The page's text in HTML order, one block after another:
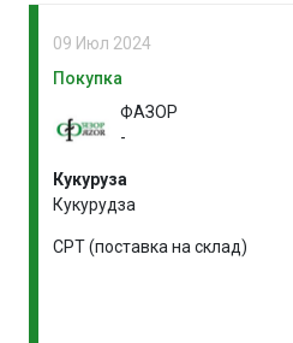
09 Июл 2024
Покупка
ФАЗОР
-
Кукуруза
Кукурудза
CPT (поставка на склад)